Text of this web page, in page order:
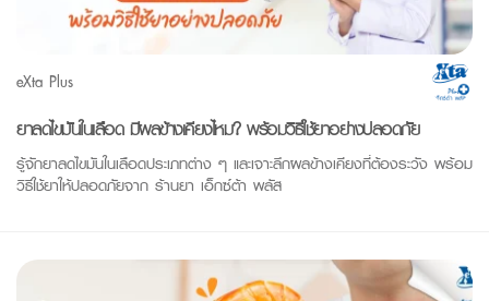
eXta Plus
ยาลดไขมันในเลือด มีผลข้างเคียงไหม? พร้อมวิธีใช้ยาอย่างปลอดภัย
รู้จักยาลดไขมันในเลือดประเภทต่าง ๆ และเจาะลึกผลข้างเคียงที่ต้องระวัง พร้อม
วิธีใช้ยาให้ปลอดภัยจาก ร้านยา เอ็กซ์ต้า พลัส